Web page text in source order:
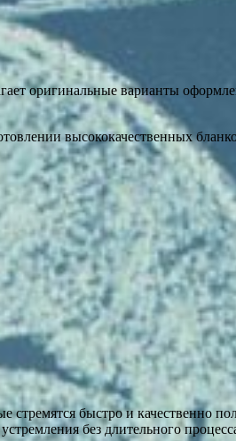
оригинальные варианты
высококачественных
стремятся быстро и качественно
без длительного